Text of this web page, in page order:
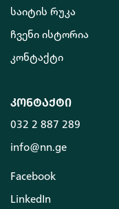
საიტის რუკა
ჩვენი ისტორია
კონტაქტი
კონტაქტი
032 2 887 289
info@nn.ge
Facebook
LinkedIn